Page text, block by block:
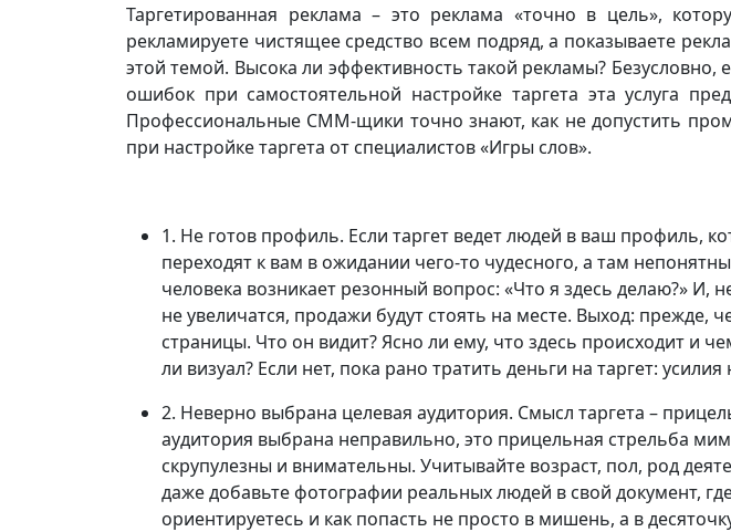
Таргетированная реклама – это реклама «точно в цель»,
рекламируете чистящее средство всем подряд, а показываете
этой темой. Высока ли эффективность такой рекламы?
ошибок при самостоятельной настройке таргета эта услуга
Профессиональные СММ-щики точно знают, как не допустить
при настройке таргета от специалистов «Игры слов».
1. Не готов профиль. Если таргет ведет людей в ваш профиль,
переходят к вам в ожидании чего-то чудесного, а там
человека возникает резонный вопрос: «Что я здесь делаю?» И,
не увеличатся, продажи будут стоять на месте. Выход: прежде,
страницы. Что он видит? Ясно ли ему, что здесь происходит и
ли визуал? Если нет, пока рано тратить деньги на таргет: усилия
2. Неверно выбрана целевая аудитория. Смысл таргета –
аудитория выбрана неправильно, это прицельная стрельба
скрупулезны и внимательны. Учитывайте возраст, пол, род
даже добавьте фотографии реальных людей в свой документ,
ориентируетесь и как попасть не просто в мишень, а в